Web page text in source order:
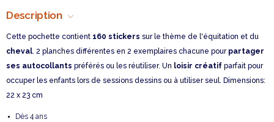
Description
Cette pochette contient 160 stickers sur le thème de l'équitation et du
cheval. 2 planches différentes en 2 exemplaires chacune pour partager
ses autocollants préférés ou les réutiliser. Un loisir créatif parfait pour
occuper les enfants lors de sessions dessins ou à utiliser seul. Dimensions:
22 x 23 cm
Dès 4 ans